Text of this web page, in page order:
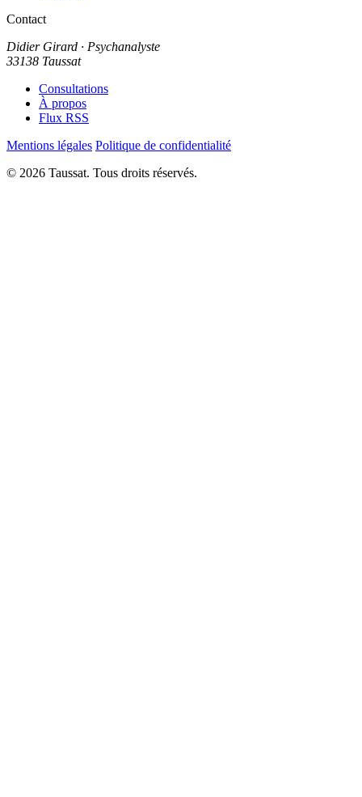
Contact
Didier Girard · Psychanalyste
33138 Taussat
Consultations
À propos
Flux RSS
Mentions légales Politique de confidentialité
© 2026 Taussat. Tous droits réservés.